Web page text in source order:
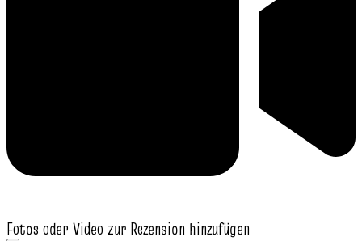
Fotos oder Video zur Rezension hinzufügen